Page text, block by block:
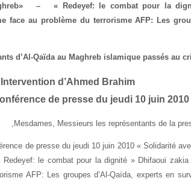
– « Redeyef: le combat pour la
face au problème du terrorismeAFP: Les
d’Al-Qaïda au Maghreb islamique passés au
Intervention d’Ahmed Brahim
de presse du jeudi 10 juin 2010
Mesdames, Messieurs les représentants de la
de presse du jeudi 10 juin 2010 « Solidarité
le combat pour la dignité » Dhifaoui zakia
AFP: Les groupes d’Al-Qaïda, experts en